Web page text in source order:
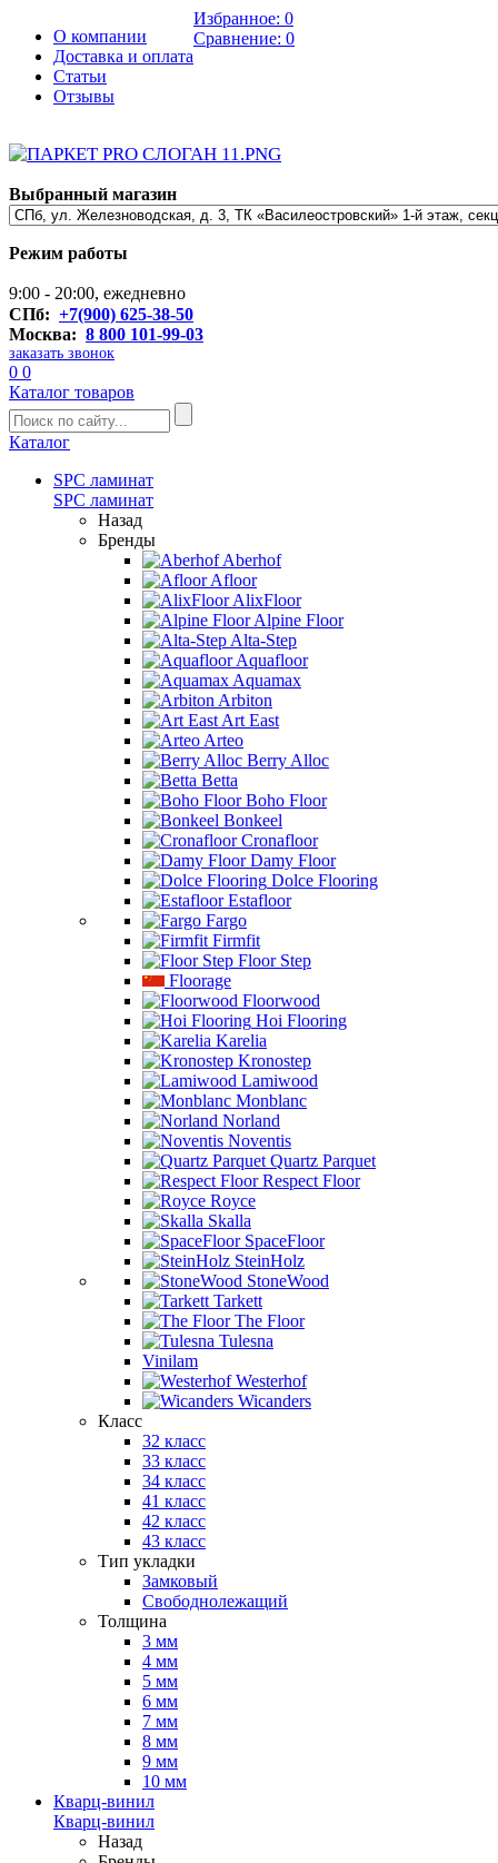
О компании
Доставка и оплата
Статьи
Отзывы
Избранное: 0
Сравнение: 0
Выбранный магазин
Режим работы
9:00 - 20:00, ежедневно
СПб: +7(900) 625-38-50
Москва: 8 800 101-99-03
заказать звонок
0 0
Каталог товаров
Каталог
SPC ламинат
SPC ламинат
Назад
Бренды
Aberhof
Afloor
AlixFloor
Alpine Floor
Alta-Step
Aquafloor
Aquamax
Arbiton
Art East
Arteo
Berry Alloc
Betta
Boho Floor
Bonkeel
Cronafloor
Damy Floor
Dolce Flooring
Estafloor
Fargo
Firmfit
Floor Step
Floorage
Floorwood
Hoi Flooring
Karelia
Kronostep
Lamiwood
Monblanc
Norland
Noventis
Quartz Parquet
Respect Floor
Royce
Skalla
SpaceFloor
SteinHolz
StoneWood
Tarkett
The Floor
Tulesna
Vinilam
Westerhof
Wicanders
Класс
32 класс
33 класс
34 класс
41 класс
42 класс
43 класс
Тип укладки
Замковый
Свободнолежащий
Толщина
3 мм
4 мм
5 мм
6 мм
7 мм
8 мм
9 мм
10 мм
Кварц-винил
Кварц-винил
Назад